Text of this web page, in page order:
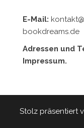
E-Mail:
bookdreams.de
Adressen und
Impressum.
Stolz präsentiert